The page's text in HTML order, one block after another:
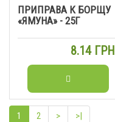
ПРИПРАВА К БОРЩУ
«ЯМУНА» - 25Г
8.14 ГРН
1 2 > >|